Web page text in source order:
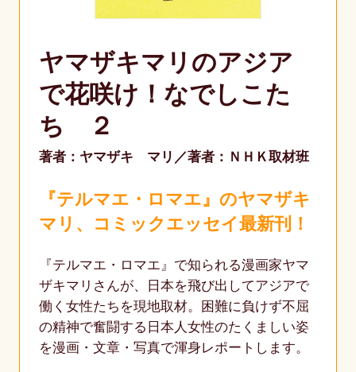
ヤマザキマリのアジア
で花咲け！なでしこた
ち ２
著者：ヤマザキ マリ 著者：ＮＨＫ取材班
『テルマエ・ロマエ』のヤマザキ
マリ、コミックエッセイ最新刊！
『テルマエ・ロマエ』で知られる漫画家ヤマ
ザキマリさんが、日本を飛び出してアジアで
働く女性たちを現地取材。困難に負けず不屈
の精神で奮闘する日本人女性のたくましい姿
を漫画・文章・写真で渾身レポートします。